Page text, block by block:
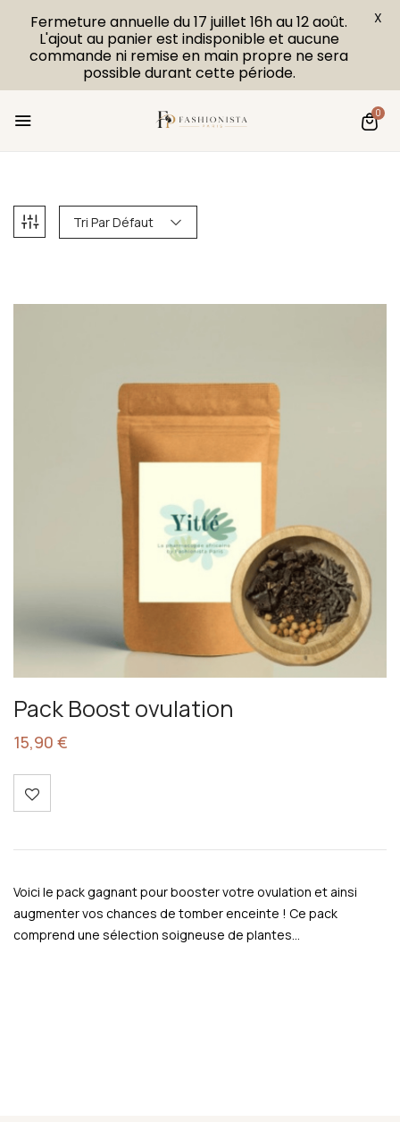
0
Tri Par Défaut
Pack Boost ovulation
15,90 €
Voici le pack gagnant pour booster votre ovulation et ainsi
augmenter vos chances de tomber enceinte ! Ce pack
comprend une sélection soigneuse de plantes…
Fermeture annuelle du 17 juillet 16h au 12 août.
L'ajout au panier est indisponible et aucune
commande ni remise en main propre ne sera
possible durant cette période.
X